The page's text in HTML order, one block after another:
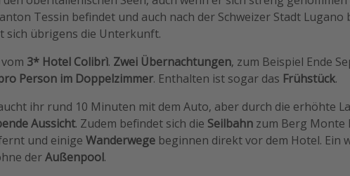
Tessin befindet und auch nach der Schweizer Stadt Lugano
sich übrigens die Unterkunft.
3* Hotel Colibrì. Zwei Übernachtungen, zum Beispiel Ende
Person im Doppelzimmer. Enthalten ist sogar das Frühstück.
ihr rund 10 Minuten mit dem Auto, aber durch die erhöhte
Aussicht. Zudem befindet sich die Seilbahn zum Berg Monte
und einige Wanderwege beginnen direkt vor dem Hotel. Ein
derAußenpool.